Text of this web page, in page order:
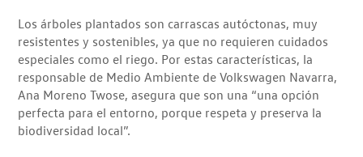
Los árboles plantados son carrascas autóctonas, muy
resistentes y sostenibles, ya que no requieren cuidados
especiales como el riego. Por estas características, la
responsable de Medio Ambiente de Volkswagen Navarra,
Ana Moreno Twose, asegura que son una “una opción
perfecta para el entorno, porque respeta y preserva la
biodiversidad local”.